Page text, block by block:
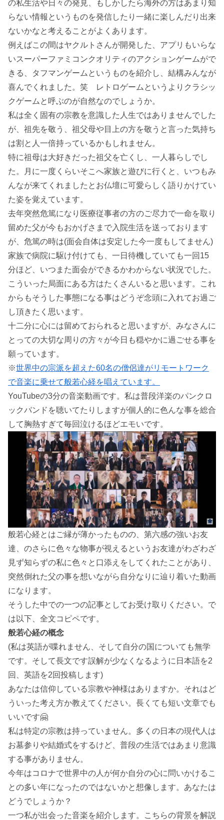
の私生活や日々の発見、もしかしたら海外の方はあまり知
らない情報というものを発信したり一緒に楽しんだり出来
ないかなと考えることがよくあります。
例えばこの間はヤクルトさんが開発した、アプリもいらな
いスーパーファミコンクオリティのアクションゲームがで
きる、タフマンゲームというものを紹介し、結構みんなが
喜んでくれました。笑 レトロゲームというよりクラシッ
クゲームと呼ぶのが自然なのでしょうか。
私は全く固有の宗教を意識した人生ではありませんでした
が、祖先を敬う、祖父母や目上の方を敬うと言った気持ち
は割と人一倍持っているかもしれません。
特に祖母は大好きだった祖父を亡くし、一人暮らしでし
た。月に一度くらいそこへ家族と遊びに行くと、いつもみ
んなが来てくれましたとお仏壇に可愛らしく語りかけてい
た姿を覚えています。
去年突然危篤になり医療従事者の方のご尽力で一命を取り
留めた父が今もおかげさまで入院生活を送っております
が、危篤の時は(面会自体は安定した今一度もしてません)
家族で病院に駆け付けても、一日待機していても一回15
分ほど、いつまた面会ができるかわからない状況でした。
こういった局面にある方はたくさんいると思います。これ
からもそうした事態になる事はどうぞ念頭に入れてお過ご
し頂きたく思います。
十二分に心には留めておられると思いますが、みなさんに
とっての大切な周りの方々が今日も穏やかに過ごせる事を
願っています。
※世界中の宗派を超えた60名の僧侶達がリモートワーク
で音楽に乗せて般若心経を唱えています。
YouTubeの3分の音楽動画です。私は普段洋楽のパンクロ
ックバンドを聴いてたりしますが個人的に色んな事を総合
して胸熱すぎて毎回泣けるほどエモいです。
般若心経とはご縁が薄かったものの、第六感の強いお友
達、のさらに色々な物事が視えるというお友達がわざわざ
見ず知らずの私に色々と口添えをしてくれたことがあり、
突然倒れた父の事を想いながら自分なりに辿り着いた動画
になります。
そうした中での一つの記事としてお受け取りください。で
は以下、全文コピペです。
般若心経の概念
(私は英語が喋れません、そして自分の国についても無学
です。そして長文です誤解が少なくなるように日本語を2
回、英語を2回投稿します)
あなたは信仰している宗教や神様はありますか。それはど
ういった考え方か教えてください。長くても短い文章でも
いいです🤗
私は特定の宗教は持っていません。多くの日本の現代人は
お墓参りや結婚式をするけど、普段の生活ではあまり意識
する事がありません。
今年はコロナで世界中の人が何か自分の心に問いかけるこ
との多い年になったのではないかと想像します。あなたは
どうでしょうか？
一つ私が出会った音楽を紹介します。こちらの背景を解説